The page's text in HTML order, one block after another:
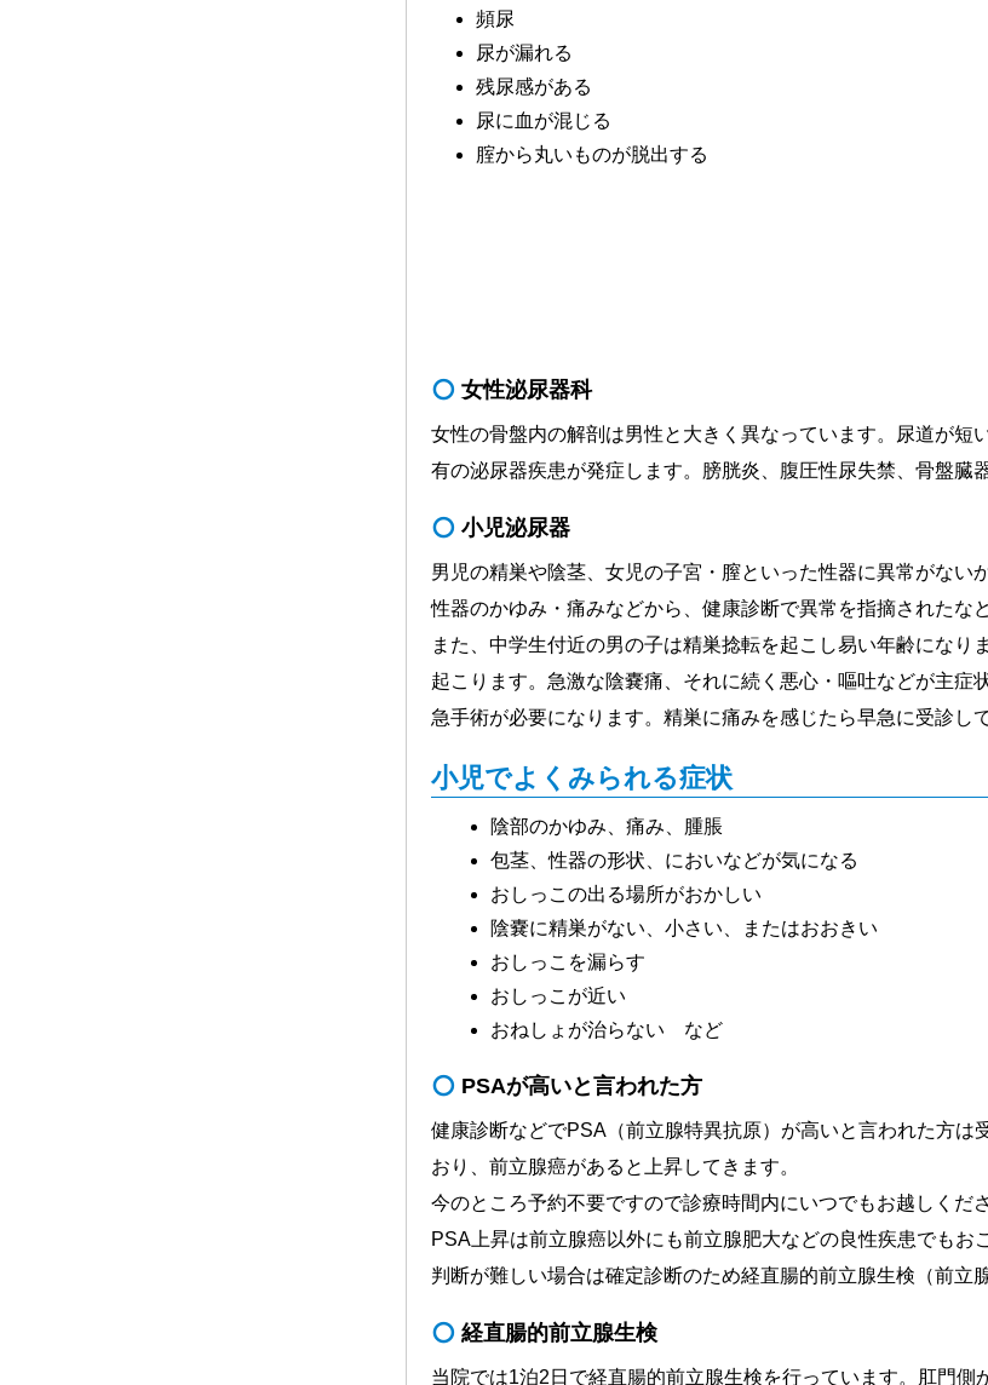
頻尿
尿が漏れる
残尿感がある
尿に血が混じる
腟から丸いものが脱出する
女性泌尿器科
女性の骨盤内の解剖は男性と大きく異なっています。尿道が
有の泌尿器疾患が発症します。膀胱炎、腹圧性尿失禁、骨盤臓
小児泌尿器
男児の精巣や陰茎、女児の子宮・膣といった性器に異常がない
性器のかゆみ・痛みなどから、健康診断で異常を指摘されたな
また、中学生付近の男の子は精巣捻転を起こし易い年齢にな
起こります。急激な陰嚢痛、それに続く悪心・嘔吐などが主
急手術が必要になります。精巣に痛みを感じたら早急に受診し
小児でよくみられる症状
陰部のかゆみ、痛み、腫脹
包茎、性器の形状、においなどが気になる
おしっこの出る場所がおかしい
陰嚢に精巣がない、小さい、またはおおきい
おしっこを漏らす
おしっこが近い
おねしょが治らない など
PSAが高いと言われた方
健康診断などでPSA（前立腺特異抗原）が高いと言われた方
おり、前立腺癌があると上昇してきます。
今のところ予約不要ですので診療時間内にいつでもお越しくださ
PSA上昇は前立腺癌以外にも前立腺肥大などの良性疾患でも
判断が難しい場合は確定診断のため経直腸的前立腺生検（前立
経直腸的前立腺生検
当院では1泊2日で経直腸的前立腺生検を行っています。肛門側